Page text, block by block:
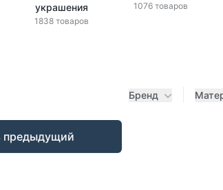
украшения
1838 товаров
1076 товаров
Бренд
предыдущий